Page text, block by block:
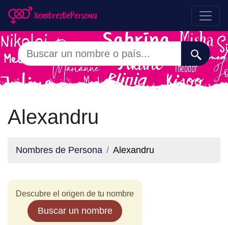
Alexandru
Nombres de Persona Alexandru
Descubre el origen de tu nombre
Buscar un nombre